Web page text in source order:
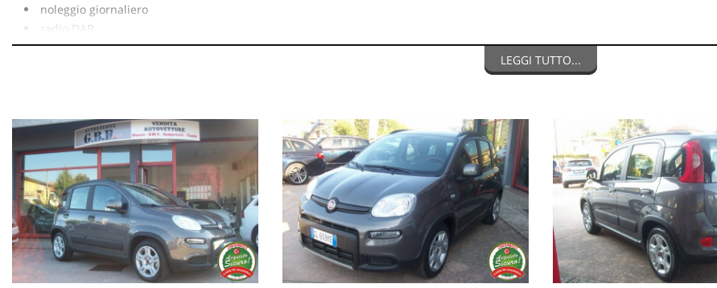
noleggio giornaliero
radio DAB
prese USB
contatto diretto e WhatsApp 340.57.696.57
Il nostro usato viene sottoposto ad un controllo accurato dalla Nostra Autofficina, garantiamo il nostro usato e diamo a richiesta la
Visita il nostro sito : www.gbbmotors.it
Seguici su Facebook : G.B.B. MOTORS
Contatto Skipe : Emanuele Gusson
LEGGI TUTTO...